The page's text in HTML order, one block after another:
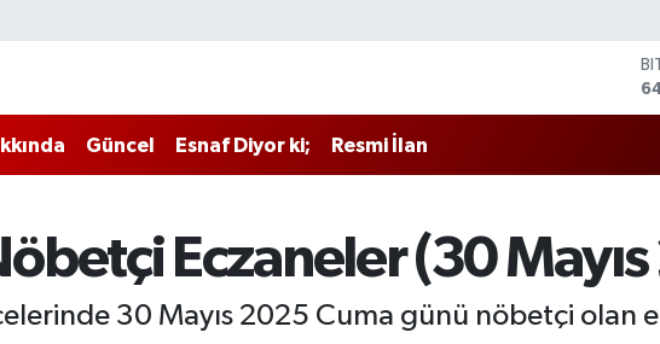
Güncel Esnaf Diyor ki; Resmi İlan
Eczaneler (30
30 Mayıs 2025 Cuma günü nöbetçi olan